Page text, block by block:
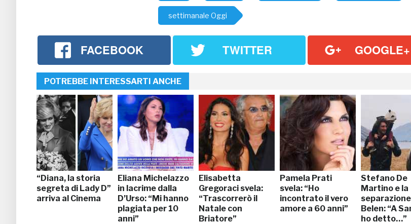
settimanale Oggi
FACEBOOK TWITTER GOOGLE+
POTREBBE INTERESSARTI ANCHE
“Diana, la storia
segreta di Lady D”
arriva al Cinema
Eliana Michelazzo
in lacrime dalla
D’Urso: “Mi hanno
plagiata per 10
anni”
Elisabetta
Gregoraci svela:
“Trascorrerò il
Natale con
Briatore”
Pamela Prati
svela: “Ho
incontrato il vero
amore a 60 anni”
Stefano De
Martino e la
Belen: “A
ho detto…”